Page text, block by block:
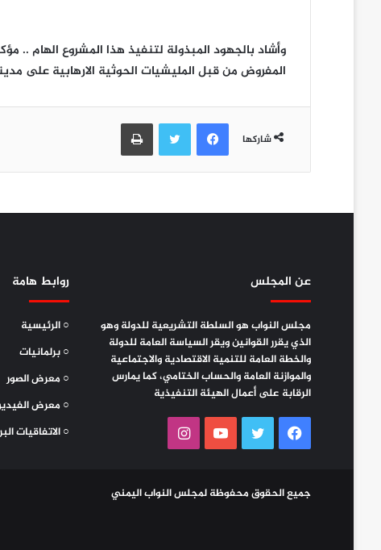
وأشاد بالجهود المبذولة لتنفيذ هذا المشروع الهام ..
المفروض من قبل المليشيات الحوثية الارهابية على
شاركها
فيسبوك تويتر طباعة
عن المجلس
مجلس النواب هو السلطة التشريعية للدولة وهو
الذي يقرر القوانين ويقر السياسة العامة للدولة
والخطة العامة للتنمية الاقتصادية والاجتماعية
والموازنة العامة والحساب الختامي، كما يمارس
الرقابة على أعمال الهيئة التنفيذية
فيسبوك تويتر يوتيوب
روابط هامة
○ الرئيسية
○ برلمانيات
○ معرض الصور
○ معرض
○ الاتفاقيات
جميع الحقوق محفوظة لمجلس النواب اليمني